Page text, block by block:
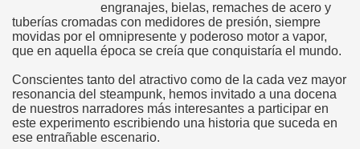
engranajes, bielas, remaches de acero y
tuberías cromadas con medidores de presión, siempre
movidas por el omnipresente y poderoso motor a vapor,
que en aquella época se creía que conquistaría el mundo.
Conscientes tanto del atractivo como de la cada vez mayor
resonancia del steampunk, hemos invitado a una docena
de nuestros narradores más interesantes a participar en
este experimento escribiendo una historia que suceda en
ese entrañable escenario.